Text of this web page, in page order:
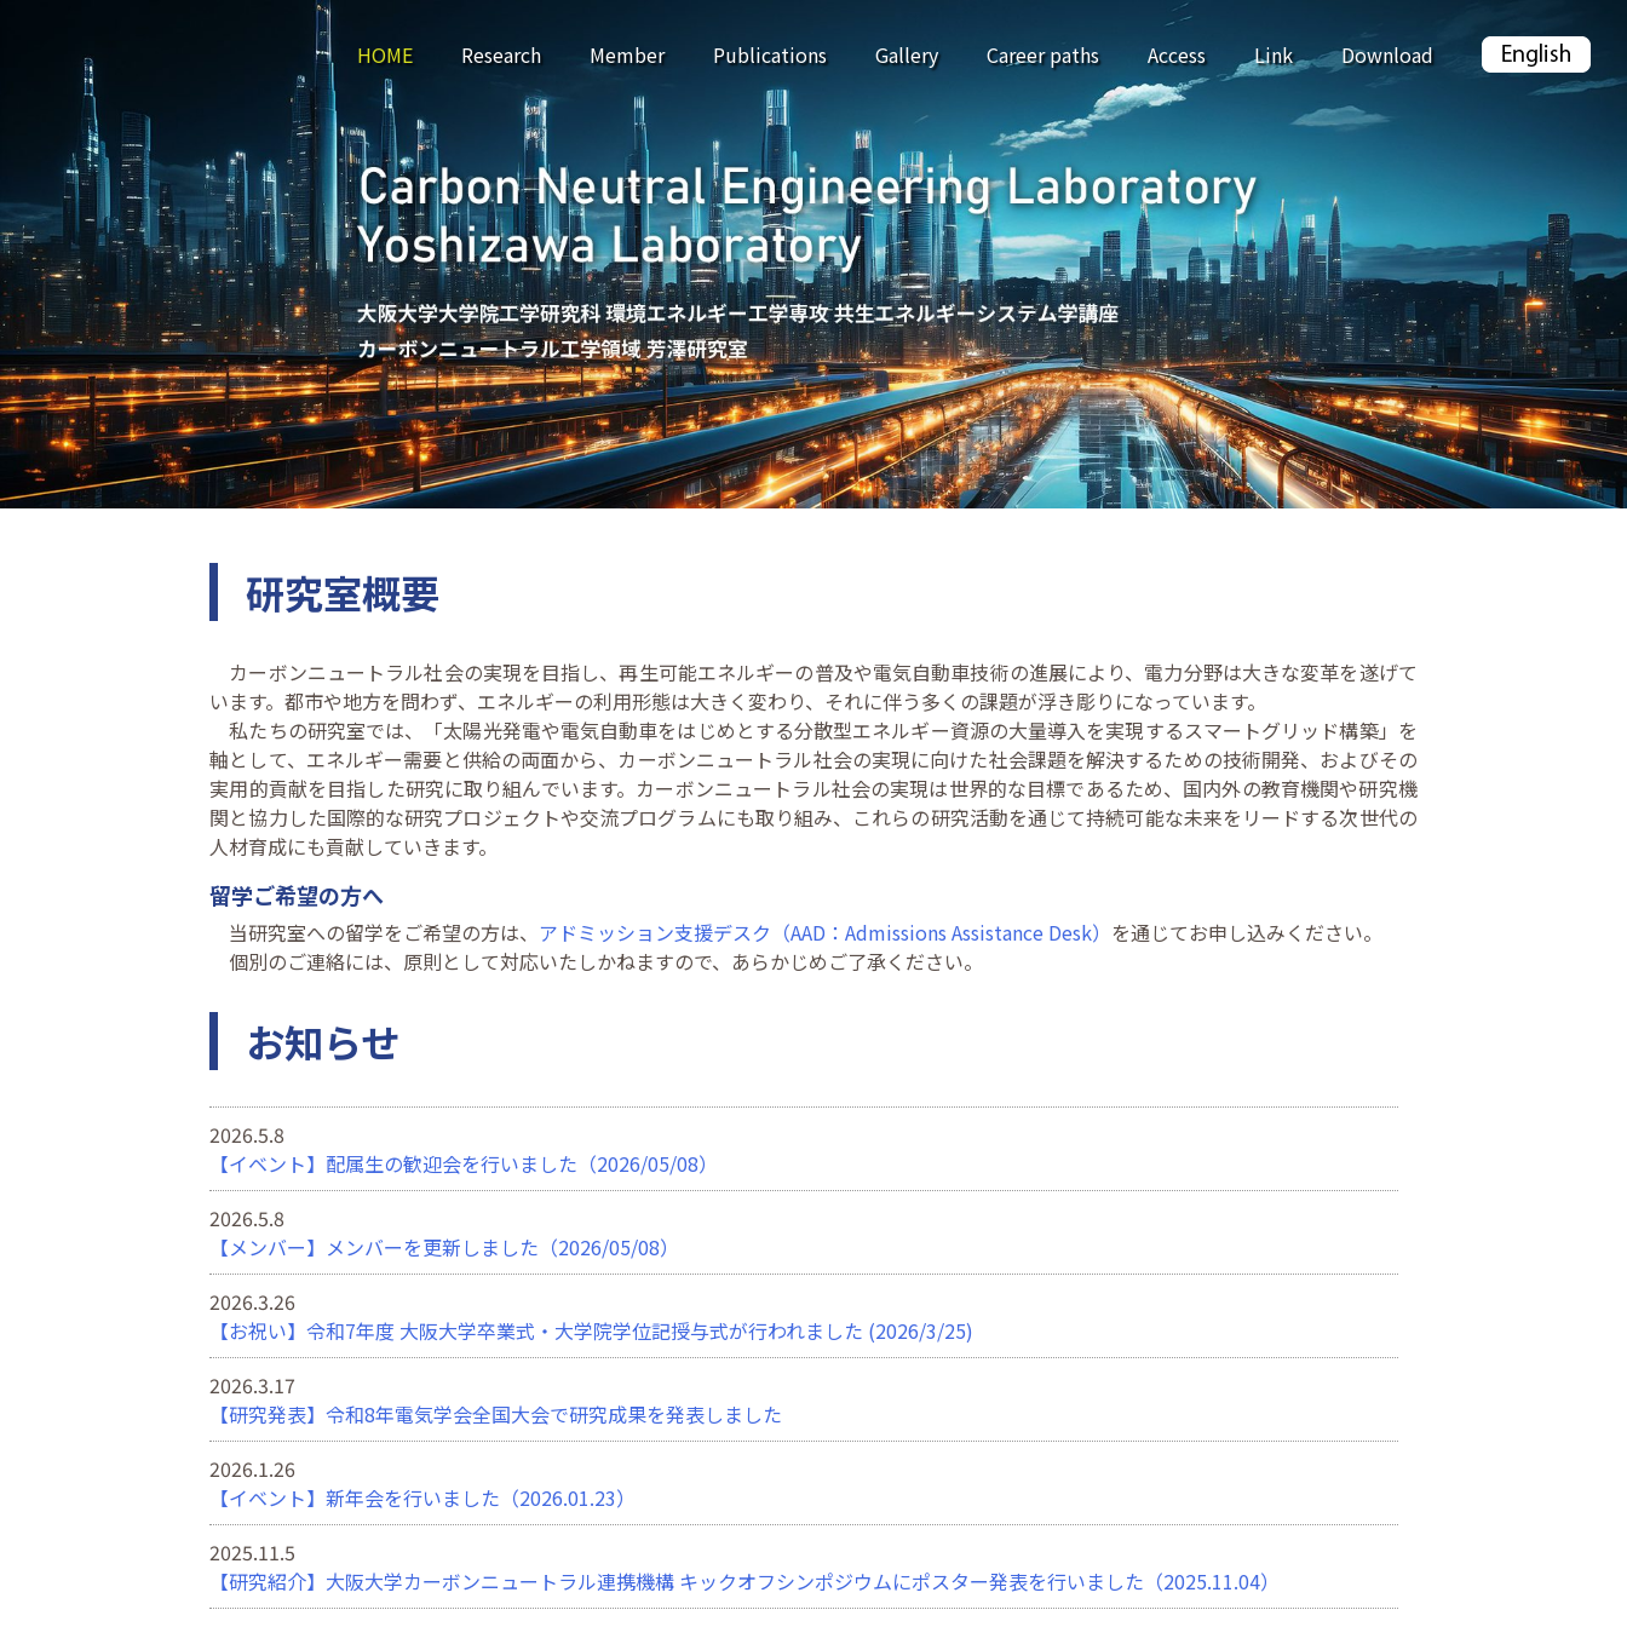
HOME Research Member Publications Gallery Career paths Access Link Download
研究室概要
カーボンニュートラル社会の実現を目指し、再生可能エネルギーの普及や電気自動車技術の進展により、電力分野は大きな変革を遂げて
います。都市や地方を問わず、エネルギーの利用形態は大きく変わり、それに伴う多くの課題が浮き彫りになっています。
私たちの研究室では、「太陽光発電や電気自動車をはじめとする分散型エネルギー資源の大量導入を実現するスマートグリッド構築」を
軸として、エネルギー需要と供給の両面から、カーボンニュートラル社会の実現に向けた社会課題を解決するための技術開発、およびその
実用的貢献を目指した研究に取り組んでいます。カーボンニュートラル社会の実現は世界的な目標であるため、国内外の教育機関や研究機
関と協力した国際的な研究プロジェクトや交流プログラムにも取り組み、これらの研究活動を通じて持続可能な未来をリードする次世代の
人材育成にも貢献していきます。
留学ご希望の方へ
当研究室への留学をご希望の方は、 アドミッション支援デスク（AAD：Admissions Assistance Desk） を通じてお申し込みください。
個別のご連絡には、原則として対応いたしかねますので、あらかじめご了承ください。
お知らせ
2026.5.8
【イベント】配属生の歓迎会を行いました（2026/05/08）
2026.5.8
【メンバー】メンバーを更新しました（2026/05/08）
2026.3.26
【お祝い】令和7年度 大阪大学卒業式・大学院学位記授与式が行われました (2026/3/25)
2026.3.17
【研究発表】令和8年電気学会全国大会で研究成果を発表しました
2026.1.26
【イベント】新年会を行いました（2026.01.23）
2025.11.5
【研究紹介】大阪大学カーボンニュートラル連携機構 キックオフシンポジウムにポスター発表を行いました（2025.11.04）